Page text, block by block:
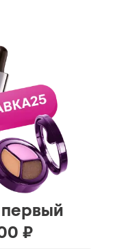
₽